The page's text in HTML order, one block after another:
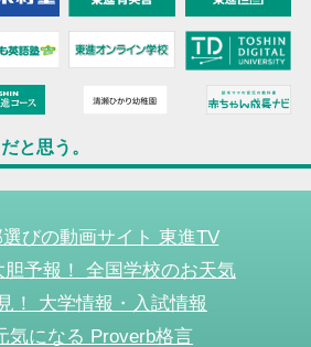
と思う。
びの動画サイト 東進TV
予報！ 全国学校のお天気
！ 大学情報・入試情報
気になる Proverb格言